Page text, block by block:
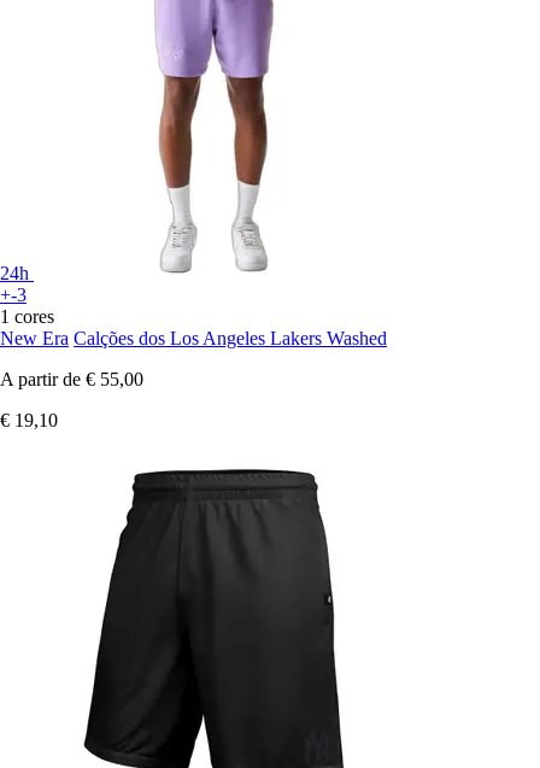
24h
+-3
1 cores
New Era Calções dos Los Angeles Lakers Washed
A partir de € 55,00
€ 19,10